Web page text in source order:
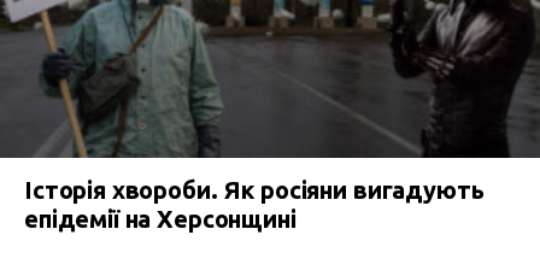
Історія хвороби. Як росіяни вигадують
епідемії на Херсонщині